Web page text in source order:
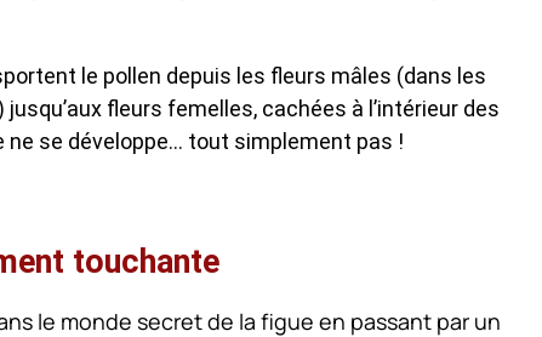
le pollen depuis les fleurs mâles (dans les
fleurs femelles, cachées à l’intérieur des
se développe… tout simplement pas !
touchante
le monde secret de la figue en passant par un